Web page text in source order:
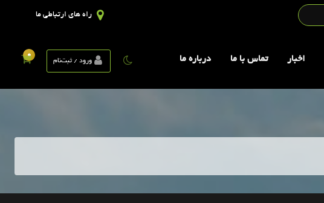
راه های ارتباطی ما
ورود / ثبت‌نام
0 اخبار تماس با ما درباره ما